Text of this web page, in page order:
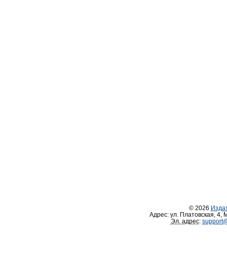
© 2026
Адрес: ул. Платовская, 4
Эл. адрес: